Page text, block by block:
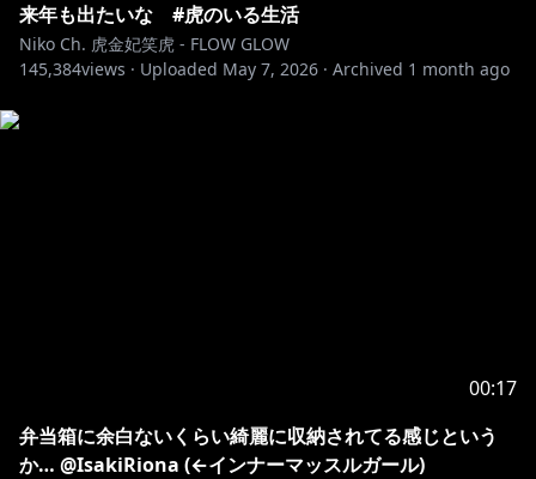
来年も出たいな #虎のいる生活
Niko Ch. 虎金妃笑虎 - FLOW GLOW
145,384views · Uploaded May 7, 2026 · Archived 1 month ago
00:17
弁当箱に余白ないくらい綺麗に収納されてる感じという
か… @IsakiRiona (←インナーマッスルガール)